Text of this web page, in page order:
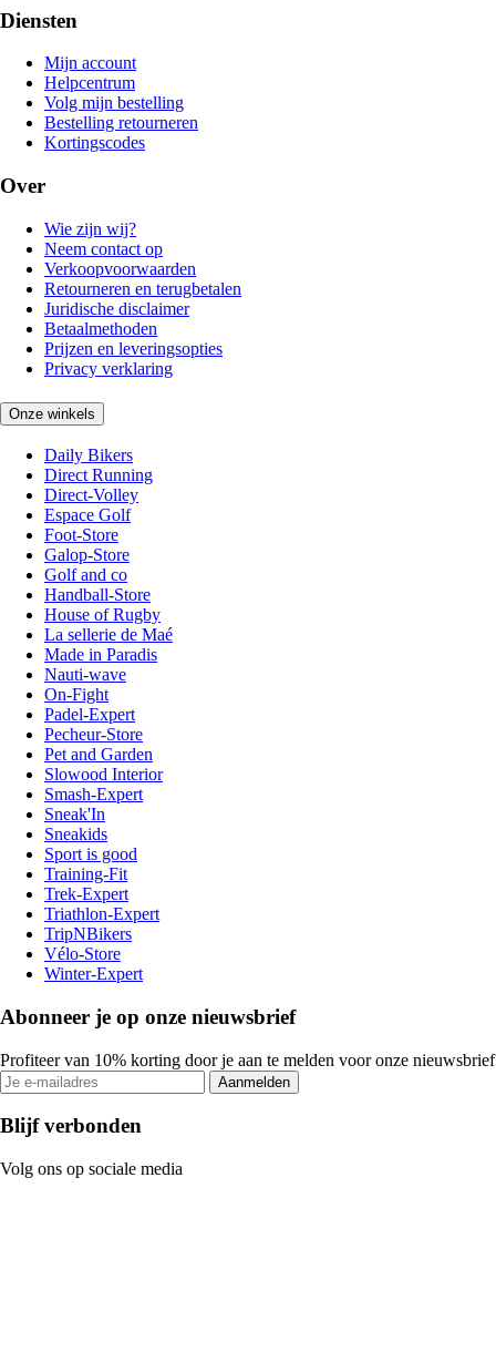
Diensten
Mijn account
Helpcentrum
Volg mijn bestelling
Bestelling retourneren
Kortingscodes
Over
Wie zijn wij?
Neem contact op
Verkoopvoorwaarden
Retourneren en terugbetalen
Juridische disclaimer
Betaalmethoden
Prijzen en leveringsopties
Privacy verklaring
Onze winkels
Daily Bikers
Direct Running
Direct-Volley
Espace Golf
Foot-Store
Galop-Store
Golf and co
Handball-Store
House of Rugby
La sellerie de Maé
Made in Paradis
Nauti-wave
On-Fight
Padel-Expert
Pecheur-Store
Pet and Garden
Slowood Interior
Smash-Expert
Sneak'In
Sneakids
Sport is good
Training-Fit
Trek-Expert
Triathlon-Expert
TripNBikers
Vélo-Store
Winter-Expert
Abonneer je op onze nieuwsbrief
Profiteer van 10% korting door je aan te melden voor onze nieuwsbrief
Aanmelden
Blijf verbonden
Volg ons op sociale media